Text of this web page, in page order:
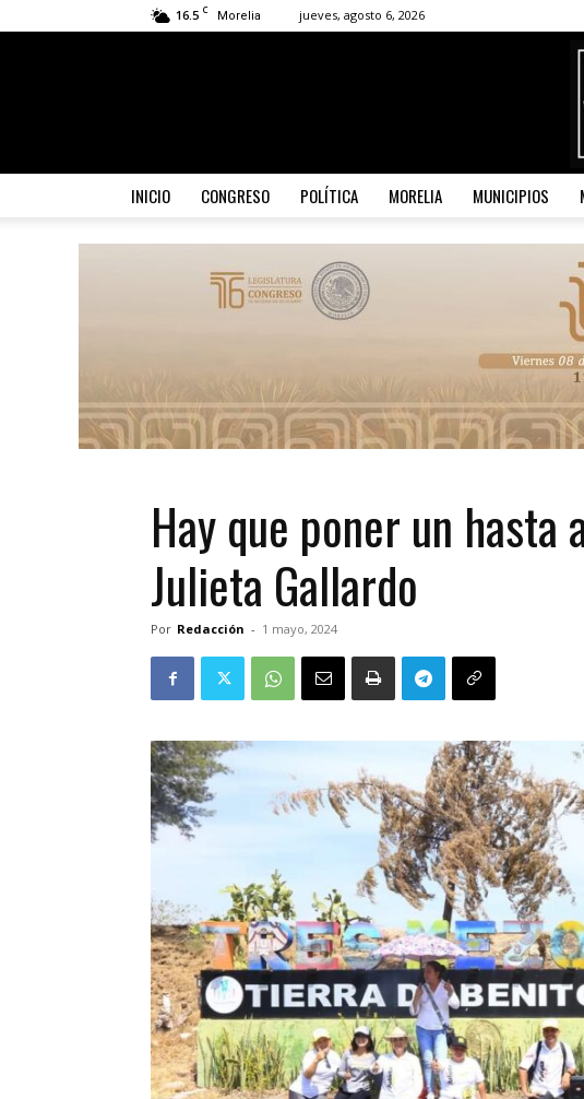
16.5 C Morelia jueves, agosto 6, 2026
INICIO CONGRESO POLÍTICA MORELIA MUNICIPIOS
Hay que poner un
Julieta Gallardo
Por Redacción - 1 mayo, 2024